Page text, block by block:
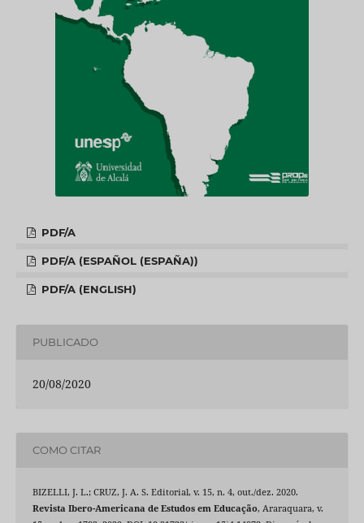
PDF/A
PDF/A (ESPAÑOL (ESPAÑA))
PDF/A (ENGLISH)
PUBLICADO
20/08/2020
COMO CITAR
BIZELLI, J. L.; CRUZ, J. A. S. Editorial, v. 15, n. 4, out./dez. 2020.
Revista Ibero-Americana de Estudos em Educação, Araraquara, v.